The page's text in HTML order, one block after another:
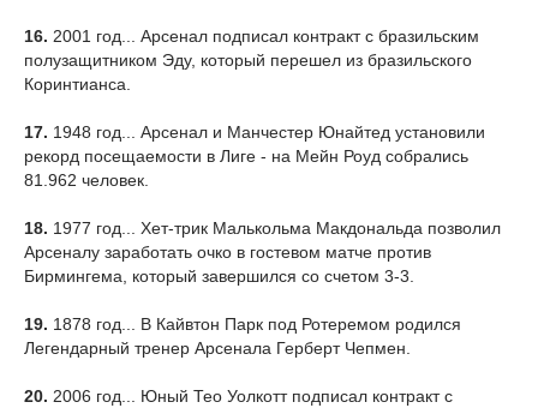
16. 2001 год... Арсенал подписал контракт с бразильским
полузащитником Эду, который перешел из бразильского
Коринтианса.
17. 1948 год... Арсенал и Манчестер Юнайтед установили
рекорд посещаемости в Лиге - на Мейн Роуд собрались
81.962 человек.
18. 1977 год... Хет-трик Малькольма Макдональда позволил
Арсеналу заработать очко в гостевом матче против
Бирмингема, который завершился со счетом 3-3.
19. 1878 год... В Кайвтон Парк под Ротеремом родился
Легендарный тренер Арсенала Герберт Чепмен.
20. 2006 год... Юный Тео Уолкотт подписал контракт с